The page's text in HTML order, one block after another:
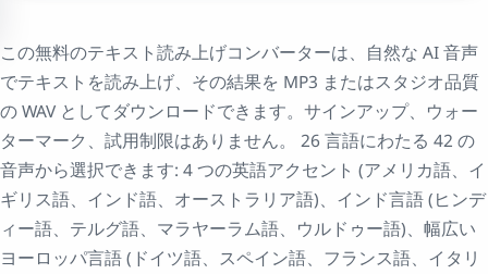
この無料のテキスト読み上げコンバーターは、自然な AI 音声
でテキストを読み上げ、その結果を MP3 またはスタジオ品質
の WAV としてダウンロードできます。サインアップ、ウォー
ターマーク、試用制限はありません。 26 言語にわたる 42 の
音声から選択できます: 4 つの英語アクセント (アメリカ語、イ
ギリス語、インド語、オーストラリア語)、インド言語 (ヒンデ
ィー語、テルグ語、マラヤーラム語、ウルドゥー語)、幅広い
ヨーロッパ言語 (ドイツ語、スペイン語、フランス語、イタリ